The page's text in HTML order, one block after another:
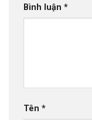
Bình luận *
Tên *